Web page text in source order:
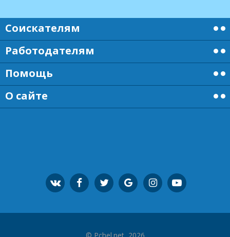
Соискателям
Работодателям
Помощь
О сайте
© Pchel.net, 2026